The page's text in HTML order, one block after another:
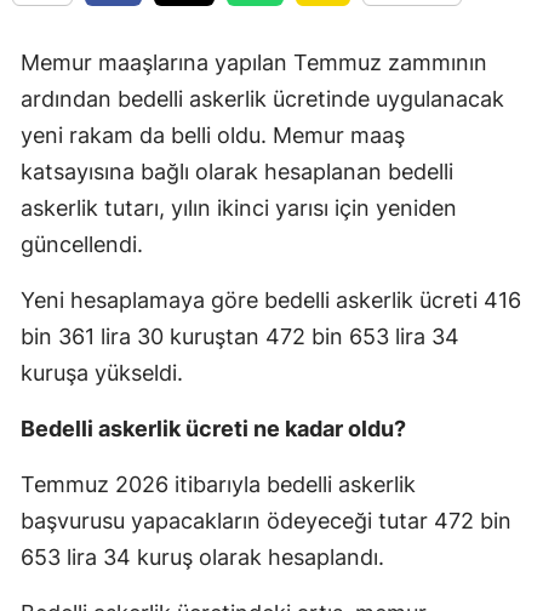
Memur maaşlarına yapılan Temmuz zammının
ardından bedelli askerlik ücretinde uygulanacak
yeni rakam da belli oldu. Memur maaş
katsayısına bağlı olarak hesaplanan bedelli
askerlik tutarı, yılın ikinci yarısı için yeniden
güncellendi.
Yeni hesaplamaya göre bedelli askerlik ücreti 416
bin 361 lira 30 kuruştan 472 bin 653 lira 34
kuruşa yükseldi.
Bedelli askerlik ücreti ne kadar oldu?
Temmuz 2026 itibarıyla bedelli askerlik
başvurusu yapacakların ödeyeceği tutar 472 bin
653 lira 34 kuruş olarak hesaplandı.